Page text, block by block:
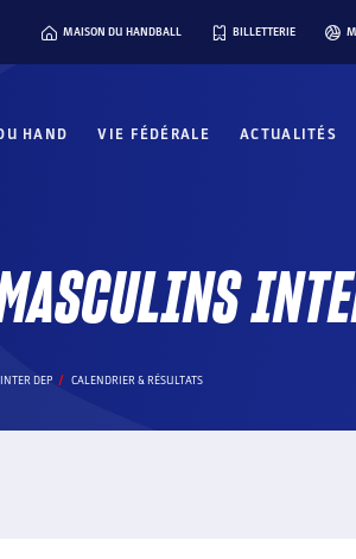
MAISON DU HANDBALL BILLETTERIE
HAND VIE FÉDÉRALE ACTUALITÉS
DEP CALENDRIER & RÉSULTATS